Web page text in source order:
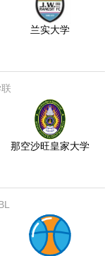
兰实大学
那空沙旺皇家大学